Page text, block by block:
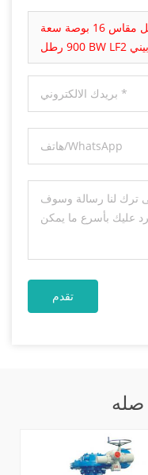
صمام كروي ملحوم بالكامل مقاس 16 بوصة سعة
صله